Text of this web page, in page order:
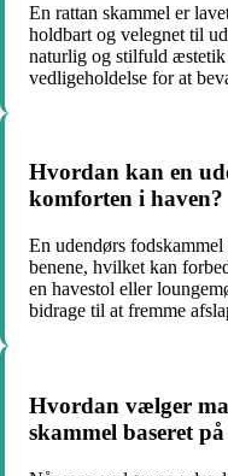
En rattan skammel er
holdbart og velegnet til
naturlig og stilfuld
vedligeholdelse for at
Hvordan kan en
komforten i haven?
En udendørs
benene, hvilket kan
en havestol eller
bidrage til at fremme
Hvordan vælger
skammel baseret